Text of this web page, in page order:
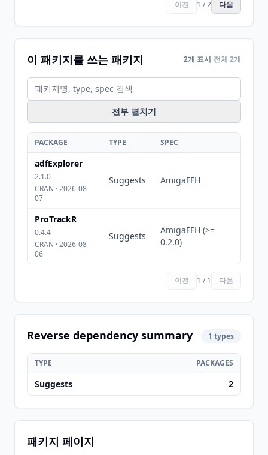
이전 1 / 2 다음
이 패키지를 쓰는 패키지 2개 표시 전체 2개
전부 펼치기
PACKAGE TYPE SPEC
adfExplorer
2.1.0
CRAN · 2026-08-
07
Suggests AmigaFFH
ProTrackR
0.4.4
CRAN · 2026-08-
06
Suggests
AmigaFFH (>=
0.2.0)
이전 1 / 1 다음
Reverse dependency summary 1 types
TYPE PACKAGES
Suggests 2
패키지 페이지